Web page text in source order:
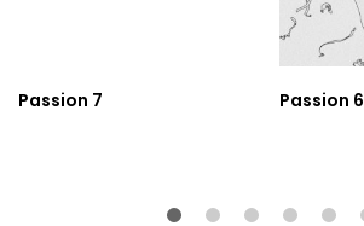
Passion 7 Passion 6